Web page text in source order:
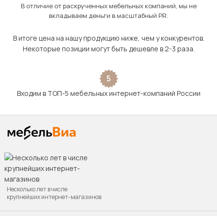
В отличие от раскрученных мебельных компаний, мы не
вкладываем деньги в масштабный PR.
В итоге цена на нашу продукцию ниже, чем у конкурентов.
Некоторые позиции могут быть дешевле в 2-3 раза.
5
Входим в ТОП-5 мебельных интернет-компаний России
Несколько лет в числе
крупнейших интернет-магазинов